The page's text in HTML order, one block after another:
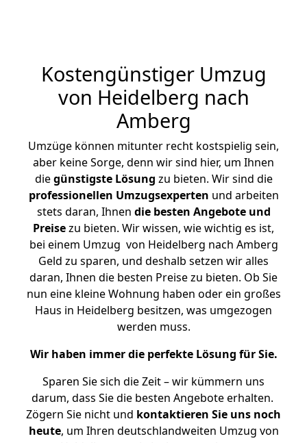
Kostengünstiger Umzug
von Heidelberg nach
Amberg
Umzüge können mitunter recht kostspielig sein,
aber keine Sorge, denn wir sind hier, um Ihnen
diegünstigste Lösung zu bieten. Wir sind die
professionellen Umzugsexperten und arbeiten
stets daran, Ihnen die besten Angebote und
Preisezu bieten. Wir wissen, wie wichtig es ist,
bei einem Umzug von Heidelberg nach Amberg
Geld zu sparen, und deshalb setzen wir alles
daran, Ihnen die besten Preise zu bieten. Ob Sie
nun eine kleine Wohnung haben oder ein großes
Haus in Heidelberg besitzen, was umgezogen
werden muss.
Wir haben immer die perfekte Lösung für Sie.
Sparen Sie sich die Zeit – wir kümmern uns
darum, dass Sie die besten Angebote erhalten.
Zögern Sie nicht und kontaktieren Sie uns noch
heute, um Ihren deutschlandweiten Umzug von